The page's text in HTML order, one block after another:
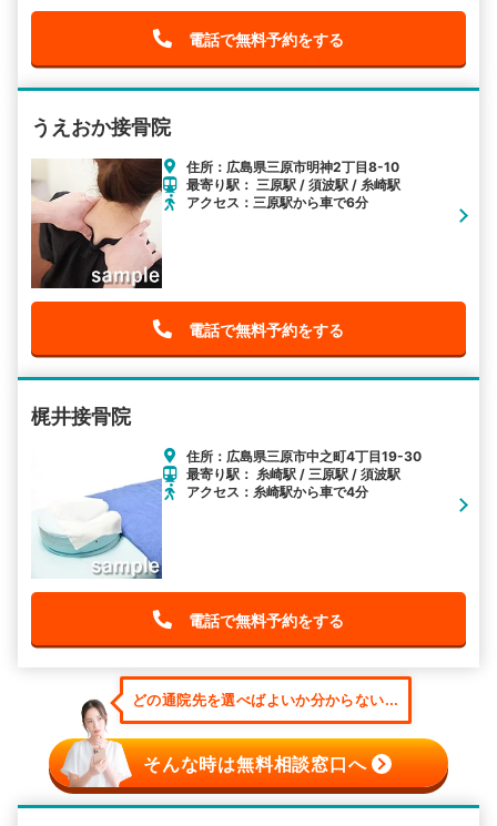
電話で無料予約をする
うえおか接骨院
住所：広島県三原市明神2丁目8-10
最寄り駅： 三原駅 / 須波駅 / 糸崎駅
アクセス：三原駅から車で6分
電話で無料予約をする
梶井接骨院
住所：広島県三原市中之町4丁目19-30
最寄り駅： 糸崎駅 / 三原駅 / 須波駅
アクセス：糸崎駅から車で4分
電話で無料予約をする
どの通院先を選べばよいか分からない...
そんな時は無料相談窓口へ